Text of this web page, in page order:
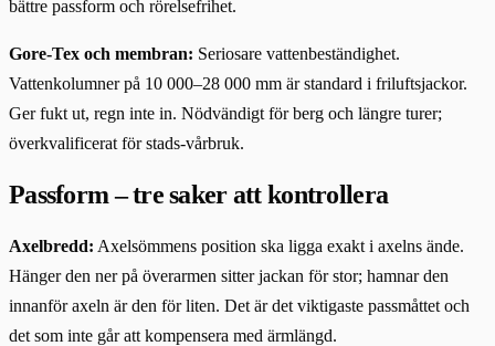
bättre passform och rörelsefrihet.
Gore-Tex och membran: Seriosare vattenbeständighet.
Vattenkolumner på 10 000–28 000 mm är standard i friluftsjackor.
Ger fukt ut, regn inte in. Nödvändigt för berg och längre turer;
överkvalificerat för stads-vårbruk.
Passform – tre saker att kontrollera
Axelbredd: Axelsömmens position ska ligga exakt i axelns ände.
Hänger den ner på överarmen sitter jackan för stor; hamnar den
innanför axeln är den för liten. Det är det viktigaste passmåttet och
det som inte går att kompensera med ärmlängd.